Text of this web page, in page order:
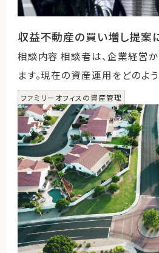
収益不動産の買い増し提案
相談内容 相談者は、企業経営
ます。現在の資産運用をどのよ
ファミリーオフィスの資産管理